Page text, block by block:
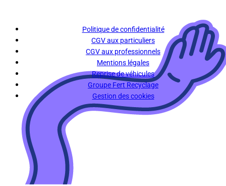
Politique de confidentialité
CGV aux particuliers
CGV aux professionnels
Mentions légales
Reprise de véhicules
Groupe Fert Recyclage
Gestion des cookies